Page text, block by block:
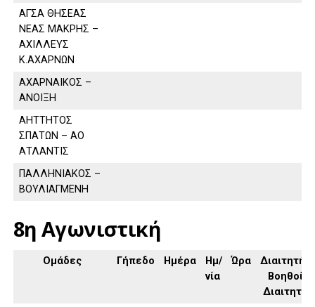
ΑΓΣΑ ΘΗΣΕΑΣ
ΝΕΑΣ ΜΑΚΡΗΣ –
ΑΧΙΛΛΕΥΣ
Κ.ΑΧΑΡΝΩΝ
ΑΧΑΡΝΑΙΚΟΣ –
ΑΝΟΙΞΗ
ΑΗΤΤΗΤΟΣ
ΣΠΑΤΩΝ – ΑΟ
ΑΤΛΑΝΤΙΣ
ΠΑΛΛΗΝΙΑΚΟΣ –
ΒΟΥΛΙΑΓΜΕΝΗ
8η Αγωνιστική
Ομάδες Γήπεδο Ημέρα
Ημ/
νία
Ώρα
Διαιτητής,
Βοηθοί
Διαιτητή